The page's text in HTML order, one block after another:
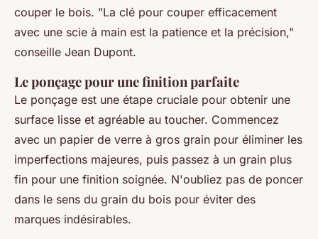
couper le bois. "La clé pour couper efficacement
avec une scie à main est la patience et la précision,"
conseille Jean Dupont.
Le ponçage pour une finition parfaite
Le ponçage est une étape cruciale pour obtenir une
surface lisse et agréable au toucher. Commencez
avec un papier de verre à gros grain pour éliminer les
imperfections majeures, puis passez à un grain plus
fin pour une finition soignée. N'oubliez pas de poncer
dans le sens du grain du bois pour éviter des
marques indésirables.